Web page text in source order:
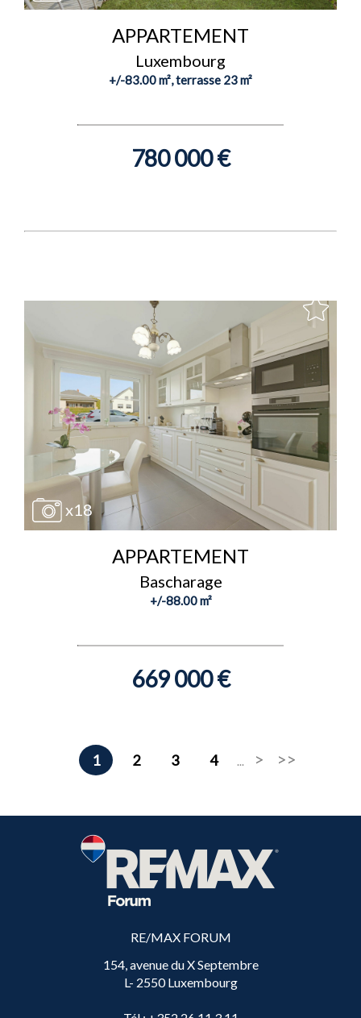
APPARTEMENT
Luxembourg
+/-83.00 m², terrasse 23 m²
780 000 €
x18
APPARTEMENT
Bascharage
+/-88.00 m²
669 000 €
1 2 3 4 ...
RE/MAX FORUM
154, avenue du X Septembre
L- 2550 Luxembourg